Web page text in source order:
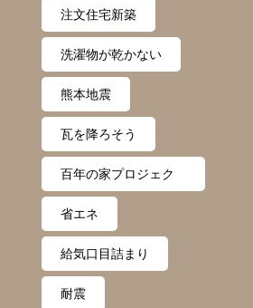
注文住宅新築
洗濯物が乾かない
熊本地震
瓦を降ろそう
百年の家プロジェク
ト
省エネ
給気口目詰まり
耐震